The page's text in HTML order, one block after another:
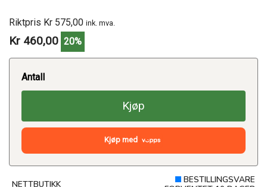
Riktpris Kr 575,00 ink. mva.
Kr 460,00 20%
Antall
Kjøp
Kjøp med
NETTBUTIKK
BESTILLINGSVARE